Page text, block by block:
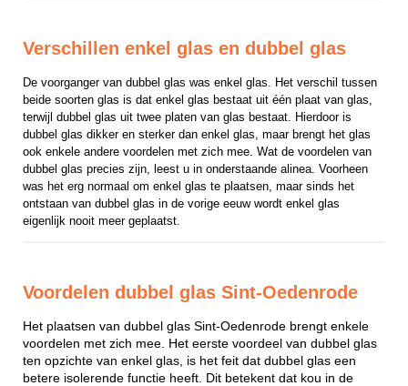
Verschillen enkel glas en dubbel glas
De voorganger van dubbel glas was enkel glas. Het verschil tussen
beide soorten glas is dat enkel glas bestaat uit één plaat van glas,
terwijl dubbel glas uit twee platen van glas bestaat. Hierdoor is
dubbel glas dikker en sterker dan enkel glas, maar brengt het glas
ook enkele andere voordelen met zich mee. Wat de voordelen van
dubbel glas precies zijn, leest u in onderstaande alinea. Voorheen
was het erg normaal om enkel glas te plaatsen, maar sinds het
ontstaan van dubbel glas in de vorige eeuw wordt enkel glas
eigenlijk nooit meer geplaatst.
Voordelen dubbel glas Sint-Oedenrode
Het plaatsen van dubbel glas Sint-Oedenrode brengt enkele
voordelen met zich mee. Het eerste voordeel van dubbel glas
ten opzichte van enkel glas, is het feit dat dubbel glas een
betere isolerende functie heeft. Dit betekent dat kou in de